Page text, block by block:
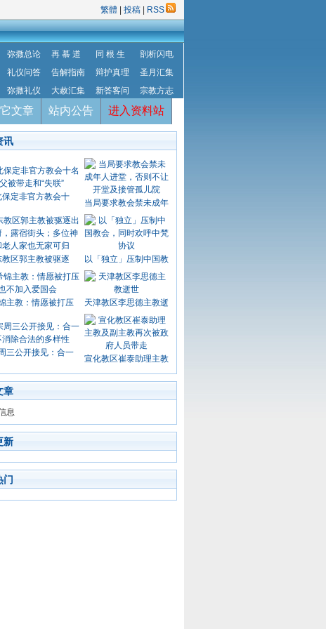
繁體 投稿 RSS
弥撒总论 再 慕 道 同 根 生
剖析闪电
礼仪问答 告解指南 辩护真理
圣月汇集
弥撒礼仪 大赦汇集 新答客问 宗教方志
文章 站内公告 进入资料站
讯
保定非官方教会十
当局要求教会禁未成年
教区郭主教被驱逐 以「独立」压制中国教
主教：情愿被打压 天津教区李思德主教逝
三公开接见：合一
宣化教区崔泰助理主教
章
息
新
门